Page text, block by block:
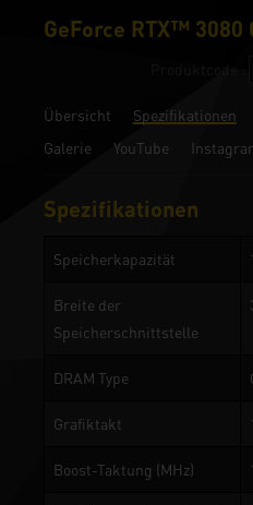
GeForce RTX™ 3080
Übersicht Spezifikationen
Galerie
YouTube
Spezifikationen
Speicherkapazität
Breite der
Speicherschnittstelle
DRAM Type
Grafiktakt
Boost-Taktung (MHz)